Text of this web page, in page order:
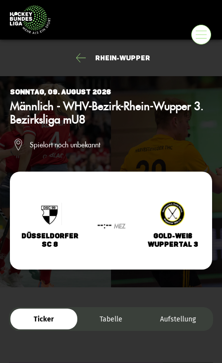
Rhein-Wupper
Sonntag, 09. August 2026
Männlich - WHV-Bezirk-Rhein-Wupper 3.
Bezirksliga mU8
Spielort noch unbekannt
Düsseldorfer
SC 8
--:-- MEZ
Gold-Weiß
Wuppertal 3
Ticker Tabelle Aufstellung